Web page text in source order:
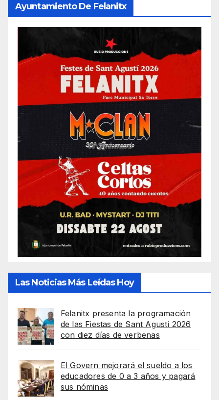
Ayuntamiento De Felanitx
Las Noticias Más Leídas Hoy
Felanitx presenta la programación
de las Fiestas de Sant Agustí 2026
con diez días de verbenas
El Govern mejorará el sueldo a los
educadores de 0 a 3 años y pagará
sus nóminas